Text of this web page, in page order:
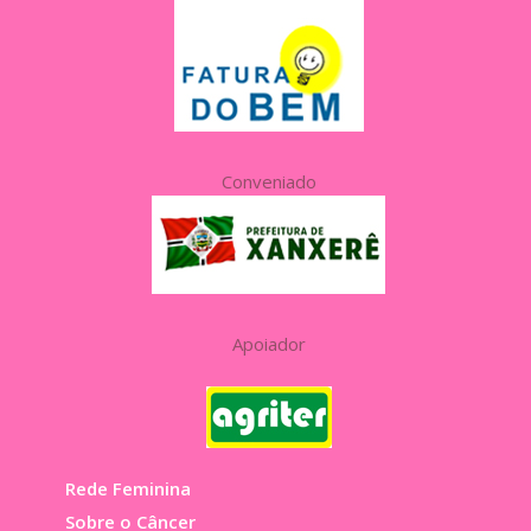
Conveniado
Apoiador
Rede Feminina
Sobre o Câncer